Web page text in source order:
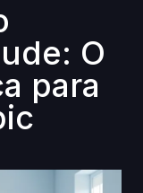
O
para